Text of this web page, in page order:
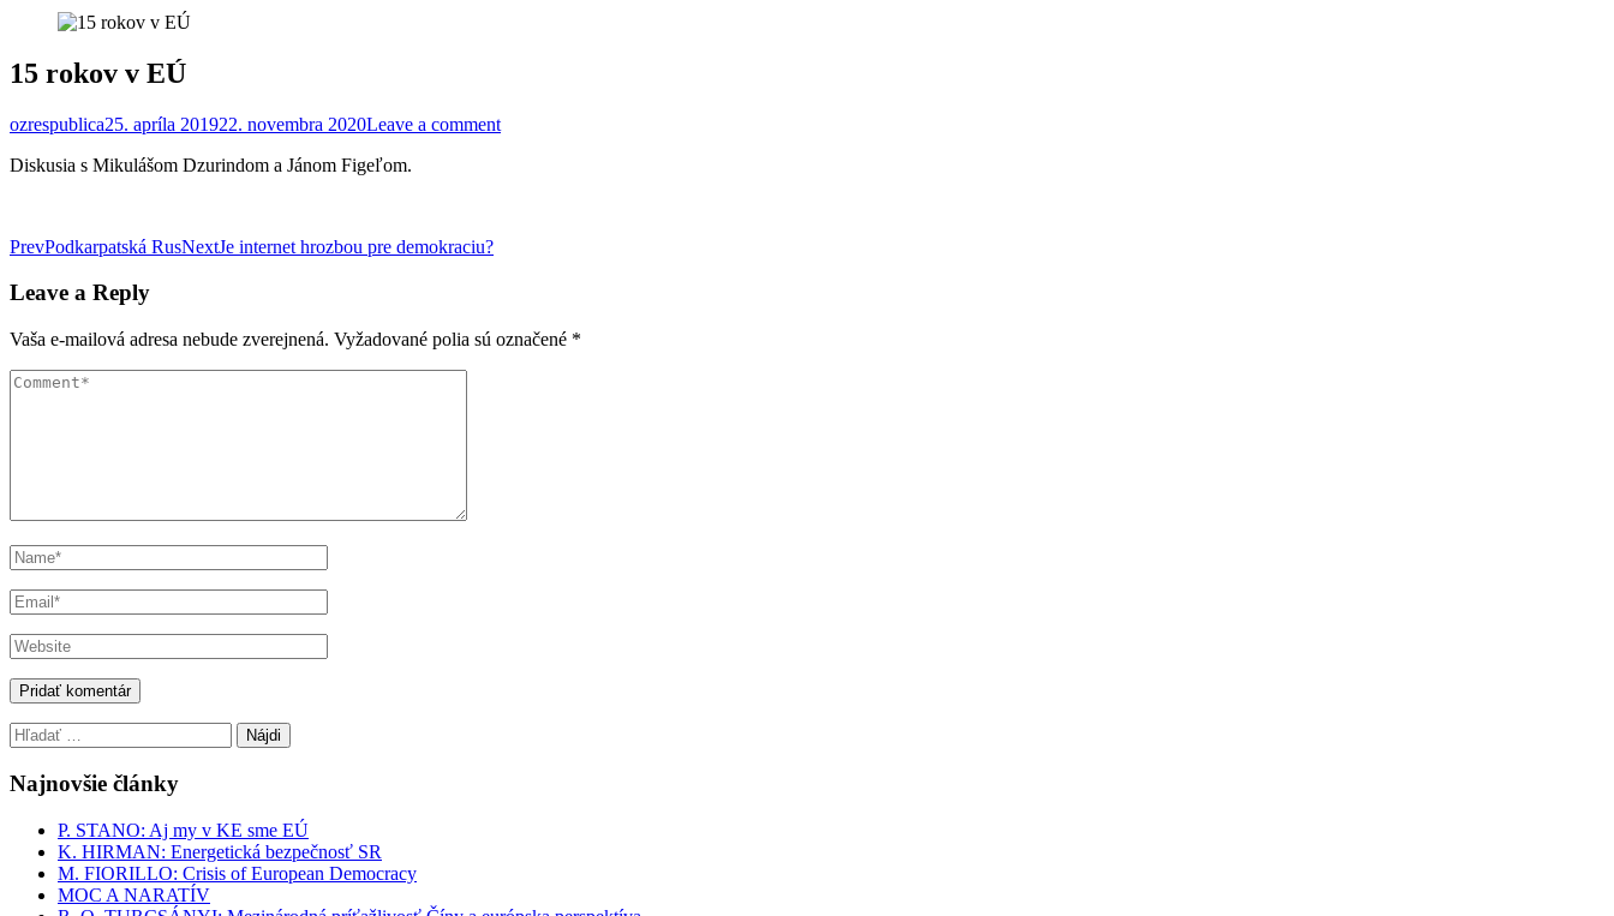
15 rokov v EÚ
ozrespublica25. apríla 201922. novembra 2020Leave a comment
Diskusia s Mikulášom Dzurindom a Jánom Figeľom.
Post
navigation
PrevPodkarpatská RusNextJe internet hrozbou pre demokraciu?
Leave a Reply
Vaša e-mailová adresa nebude zverejnená. Vyžadované polia sú označené *
Hľadať:
Najnovšie články
P. STANO: Aj my v KE sme EÚ
K. HIRMAN: Energetická bezpečnosť SR
M. FIORILLO: Crisis of European Democracy
MOC A NARATÍV